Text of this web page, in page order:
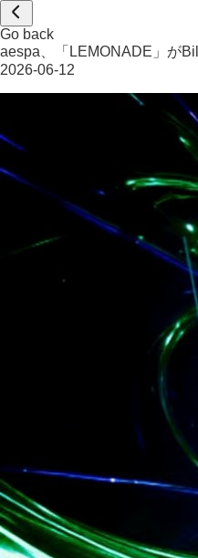
Go back
aespa、「LEMONADE」が
2026-06-12